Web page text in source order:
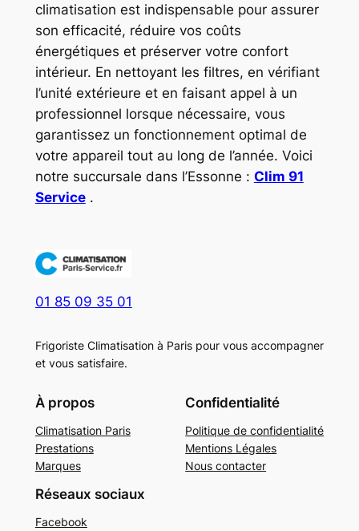
climatisation est indispensable pour assurer
son efficacité, réduire vos coûts
énergétiques et préserver votre confort
intérieur. En nettoyant les filtres, en vérifiant
l’unité extérieure et en faisant appel à un
professionnel lorsque nécessaire, vous
garantissez un fonctionnement optimal de
votre appareil tout au long de l’année. Voici
notre succursale dans l’Essonne : Clim 91
Service.
01 85 09 35 01
Frigoriste Climatisation à Paris pour vous accompagner
et vous satisfaire.
À propos
Climatisation Paris
Prestations
Marques
Confidentialité
Politique de confidentialité
Mentions Légales
Nous contacter
Réseaux sociaux
Facebook